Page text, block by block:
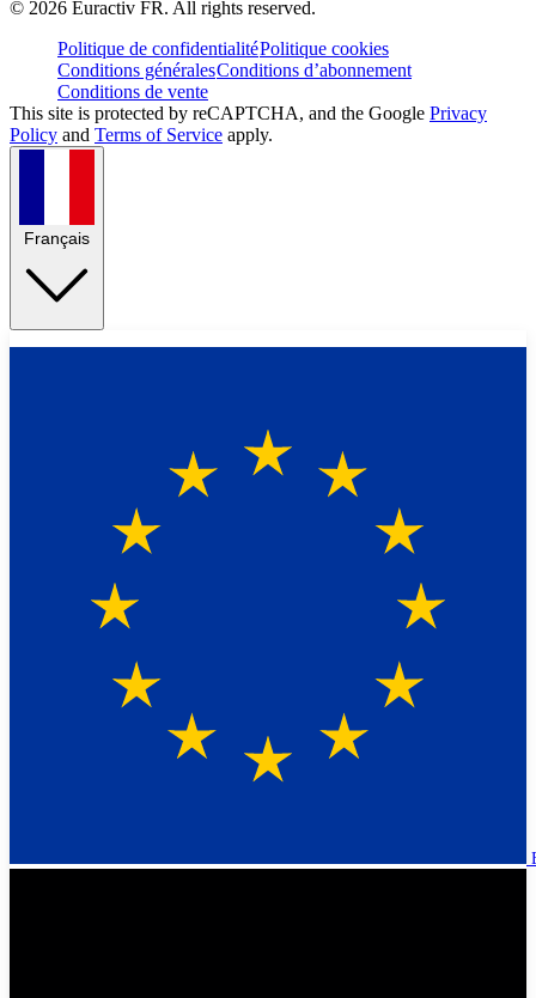
© 2026 Euractiv FR. All rights reserved.
Politique de confidentialitéPolitique cookies
Conditions généralesConditions d’abonnement
Conditions de vente
This site is protected by reCAPTCHA, and the Google Privacy
Policy and Terms of Service apply.
Français